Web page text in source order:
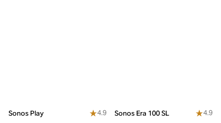
Sonos Play
4.9
Sonos Era 100 SL
4.9